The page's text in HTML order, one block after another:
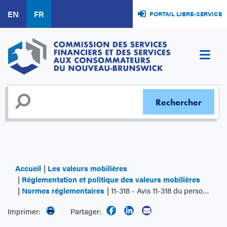
au
contenu
principal
EN FR PORTAIL LIBRE-SERVICE
Accueil
Les valeurs mobilières
Réglementation et politique des valeurs mobilières
Normes réglementaires
11-318 - Avis 11-318 du personnel des ACVM Indications à l’intention des utilisateurs de la base de données des interdictions d’opérations sur valeurs
Imprimer:
Partager: